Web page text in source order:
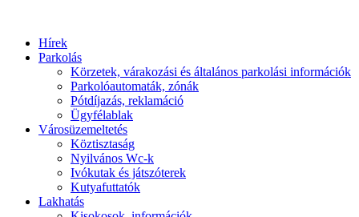
Hírek
Parkolás
Körzetek, várakozási és általános parkolási információk
Parkolóautomaták, zónák
Pótdíjazás, reklamáció
Ügyfélablak
Városüzemeltetés
Köztisztaság
Nyilvános Wc-k
Ivókutak és játszóterek
Kutyafuttatók
Lakhatás